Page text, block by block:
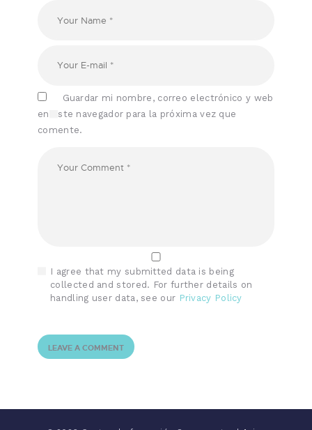
Guardar mi nombre, correo electrónico y web
en este navegador para la próxima vez que
comente.
I agree that my submitted data is being
collected and stored. For further details on
handling user data, see our Privacy Policy